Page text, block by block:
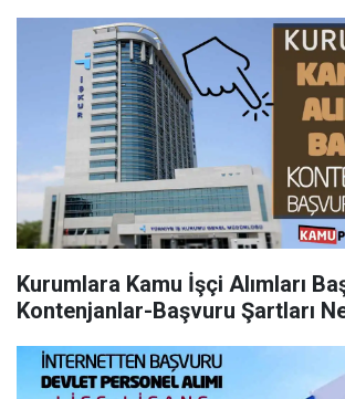
Kurumlara Kamu İşçi Alımları
Kontenjanlar-Başvuru Şartları